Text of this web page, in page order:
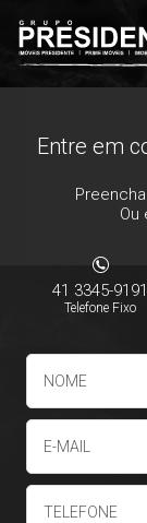
Entre em
Ou
41 3345-9191
Telefone Fixo